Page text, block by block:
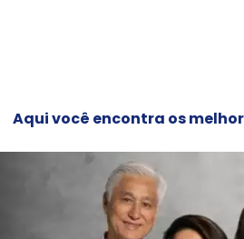
Aqui você encontra os